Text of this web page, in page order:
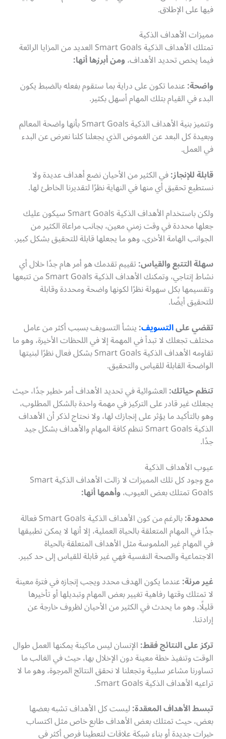
فيها على الإطلاق.
مميزات الأهداف الذكية
تمتلك الأهداف الذكية Smart Goals العديد من المزايا الرائعة
فيما يخص تحديد الأهداف،ومن أبرزها أنها:
واضحة:عندما تكون على دراية بما ستقوم بفعله بالضبط يكون
البدء في القيام بتلك المهام أسهل بكثير.
وتتميز بنية الأهداف الذكية Smart Goals بأنها واضحة المعالم
وبعيدة كل البعد عن الغموض الذي يجعلنا كلنا نعرض عن البدء
في العمل.
قابلة للإنجاز:في الكثير من الأحيان نضع أهداف عديدة ولا
نستطيع تحقيق أي منها في النهاية نظرًا لتقديرنا الخاطئ لها.
ولكن باستخدام الأهداف الذكية Smart Goals سيكون عليك
جعلها محددة في وقت زمني معين، بجانب مراعاة الكثير من
الجوانب الهامة الأخرى، وهو ما يجعلها قابلة للتحقيق بشكل كبير.
سهلة التتبع والقياس:تقييم تقدمك هو أمر هام جدًا خلال أي
نشاط إنتاجي، وتمكنك الأهداف الذكية Smart Goals من تتبعها
وتقسيمها بكل سهولة نظرًا لكونها واضحة ومحددة وقابلة
للتحقيق أيضًا.
تقضي علىالتسويف:ينشأ التسويف بسبب أكثر من عامل
مختلف تجعلك لا تبدأ في المهمة إلا في اللحظات الأخيرة، وهو ما
تقاومه الأهداف الذكية Smart Goals بشكل فعال نظرًا لبنيتها
الواضحة القابلة للقياس والتحقيق.
تنظم حياتك:العشوائية في تحديد الأهداف أمر خطير جدًا، حيث
يجعلك غير قادر على التركيز في مهمة واحدة بالشكل المطلوب،
وهو بالتأكيد ما يؤثر على إنجازك لها، ولا نحتاج لذكر أن الأهداف
الذكية Smart Goals تنظم كافة المهام والأهداف بشكل جيد
جدًا.
عيوب الأهداف الذكية
مع وجود كل تلك المميزات لا زالت الأهداف الذكية Smart
Goals تمتلك بعض العيوب،
وأهمها أنها:
محدودة:
بالرغم من كون الأهداف الذكية Smart Goals فعالة
جدًا في المهام المتعلقة بالحياة العملية، إلا أنها لا يمكن تطبيقها
في المهام غير الملموسة مثل الأهداف المتعلقة بالحياة
الاجتماعية والصحة النفسية فهي غير قابلة للقياس إلى حد كبير.
غير مرنة:عندما يكون الهدف محدد ويجب إنجازه في فترة معينة
لا تمتلك وقتها رفاهية تغيير بعض المهام وتبديلها أو تأخيرها
قليلًا، وهو ما يحدث في الكثير من الأحيان لظروف خارجة عن
إرادتنا.
تركز على النتائج فقط:الإنسان ليس ماكينة يمكنها العمل طوال
الوقت وتنفيذ خطة معينة دون الإخلال بها، حيث في الغالب ما
تساورنا مشاعر سلبية وتجعلنا لا نحقق النتائج المرجوة، وهو ما لا
تراعيه الأهداف الذكية Smart Goals.
تبسط الأهداف المعقدة:ليست كل الأهداف تشبه بعضها
بعض، حيث تمتلك بعض الأهداف طابع خاص مثل اكتساب
خبرات جديدة أو بناء شبكة علاقات لتعطينا فرص أكثر في